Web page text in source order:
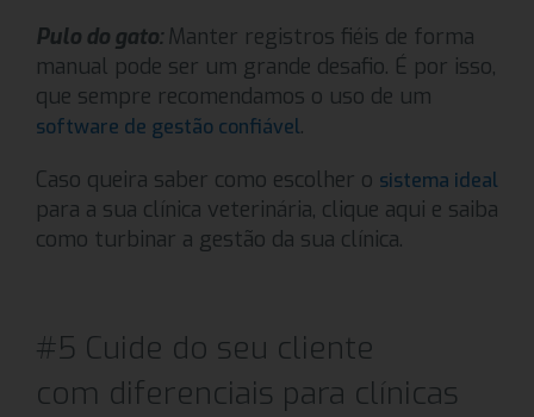
Pulo do gato: Manter registros fiéis de forma
manual pode ser um grande desafio. É por isso,
que sempre recomendamos o uso de um
software de gestão confiável.
Caso queira saber como escolher o sistema ideal
para a sua clínica veterinária, clique aqui e saiba
como turbinar a gestão da sua clínica.
#5 Cuide do seu cliente
com diferenciais para clínicas